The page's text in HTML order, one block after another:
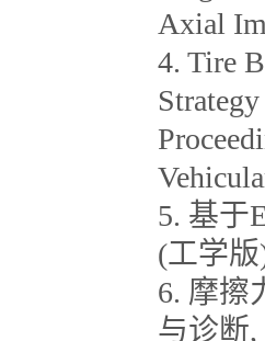
Axial
4. Tire
5. 基于
(工学版
6. 摩擦
与诊断,